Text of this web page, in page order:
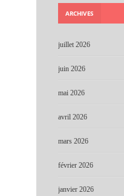
ARCHIVES
juillet 2026
juin 2026
mai 2026
avril 2026
mars 2026
février 2026
janvier 2026